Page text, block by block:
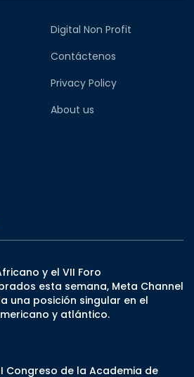
Digital Non Profit
Contáctenos
Privacy Policy
About us
y el VII Foro
esta semana, Meta Channel
una posición singular en el
y atlántico.
Congreso de la Academia de